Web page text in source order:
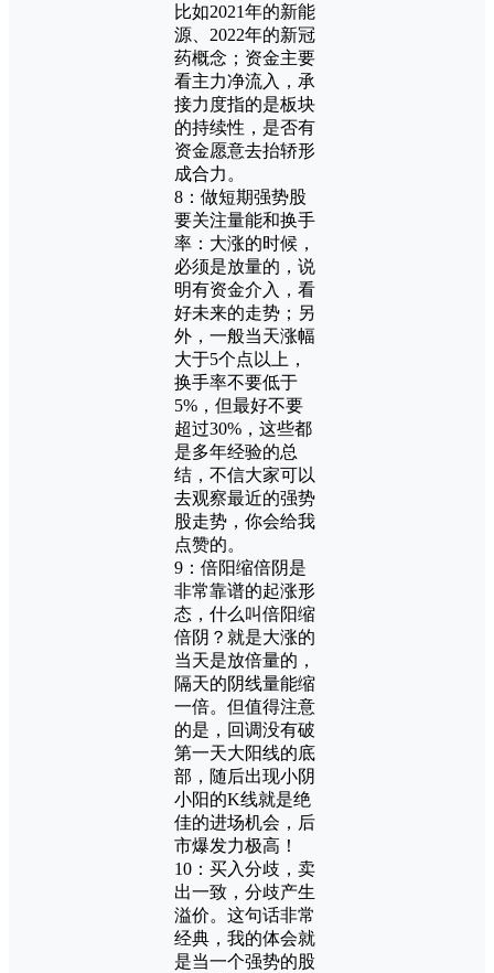
比如2021年的新能
源、2022年的新冠
药概念；资金主要
看主力净流入，承
接力度指的是板块
的持续性，是否有
资金愿意去抬轿形
成合力。
8：做短期强势股
要关注量能和换手
率：大涨的时候，
必须是放量的，说
明有资金介入，看
好未来的走势；另
外，一般当天涨幅
大于5个点以上，
换手率不要低于
5%，但最好不要
超过30%，这些都
是多年经验的总
结，不信大家可以
去观察最近的强势
股走势，你会给我
点赞的。
9：倍阳缩倍阴是
非常靠谱的起涨形
态，什么叫倍阳缩
倍阴？就是大涨的
当天是放倍量的，
隔天的阴线量能缩
一倍。但值得注意
的是，回调没有破
第一天大阳线的底
部，随后出现小阴
小阳的K线就是绝
佳的进场机会，后
市爆发力极高！
10：买入分歧，卖
出一致，分歧产生
溢价。这句话非常
经典，我的体会就
是当一个强势的股